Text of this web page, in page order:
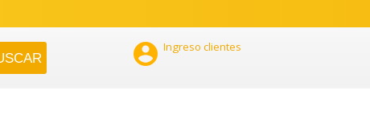
 Ingreso clientes